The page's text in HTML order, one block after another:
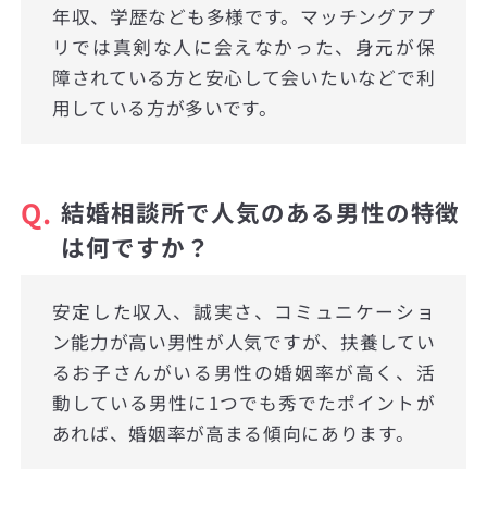
年収、学歴なども多様です。マッチングアプ
リでは真剣な人に会えなかった、身元が保
障されている方と安心して会いたいなどで利
用している方が多いです。
Q. 結婚相談所で人気のある男性の特徴
は何ですか？
安定した収入、誠実さ、コミュニケーショ
ン能力が高い男性が人気ですが、扶養してい
るお子さんがいる男性の婚姻率が高く、活
動している男性に1つでも秀でたポイントが
あれば、婚姻率が高まる傾向にあります。